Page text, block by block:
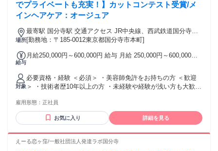
でプライベートも充実！】カットコンテスト受賞/メ
インヘアケア：オージュア
場所
最寄駅 国分寺駅 交通アクセス JR中央線、西武鉄道国分寺
線・多摩湖線 「国分寺駅」より徒歩4分 ✓駅近5分以内♪
[勤務地：〒185-0012東京都国分寺市本町]
給与
月給250,000円～600,000円 給与 月給 250,000円～600,000円
ます ※基本給（23万）＋歩合給の目安になります □昇給有 売
り上げが上がっていくと昇給！ □役職手当て ・マネージャ
ー：1万円 ・店長 ：3万円～5万円 □歩合について ・技術売り
上げ歩合率：35％～40％ ・店販売り上げ歩合率：10％ ＜給与
対象
必要資格・経験 ＜必須＞ ・美容師免許をお持ちの方 ＜歓迎
＞ ・技術者歴10年以上の方 ・未経験や経験が浅い方も大歓迎
レーニングも可能♪
雇用形態： 正社員
お気に入り 詳細を見る
えーる恋ヶ窪/一般社団法人発達ラボ国分寺